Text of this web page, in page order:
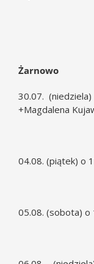
Żarnowo
30.07.
+Magdalena
04.08. (piątek) o
05.08. (sobota) o